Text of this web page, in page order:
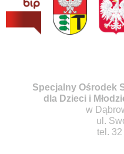
Specjalny Ośrodek
dla Dzieci i
w
ul.
tel.